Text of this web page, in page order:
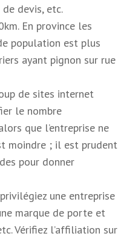
devis, etc.
En province les
population est plus
ayant pignon sur rue
de sites internet
le nombre
que l’entreprise ne
moindre ; il est prudent
pour donner
une entreprise
marque de porte et
Vérifiez l’affiliation sur